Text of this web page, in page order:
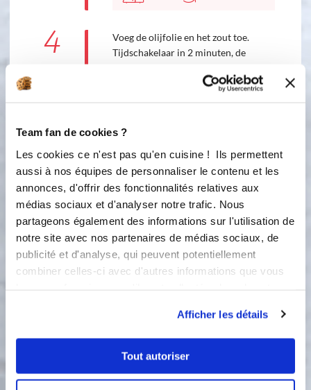
Team fan de cookies ?
Les cookies ce n'est pas qu'en cuisine ! Ils permettent
aussi à nos équipes de personnaliser le contenu et les
annonces, d'offrir des fonctionnalités relatives aux
médias sociaux et d'analyser notre trafic. Nous
partageons également des informations sur l'utilisation de
notre site avec nos partenaires de médias sociaux, de
publicité et d'analyse, qui peuvent potentiellement
combiner celles-ci avec d'autres informations que vous
Afficher les détails
Tout autoriser
4
Voeg de olijfolie en het zout toe.
Tijdschakelaar in 2 minuten, de
5
Voeg de in 4 gesneden
artisjokbodems en versgemalen peper
(4 draaien van de pepermolen) toe.
Tijdschakelaar op 4 minuten, de
temperatuur op 80°C en de snelheid
op 2. Verwijder tijdens het koken de
maatbeker om de stoom van het
4min
2